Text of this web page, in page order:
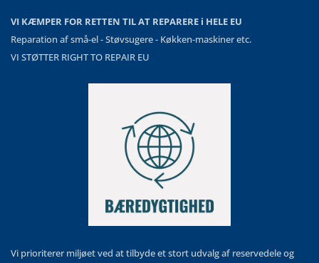
VI KÆMPER FOR RETTEN TIL AT REPARERE i HELE EU
Reparation af små-el - Støvsugere - Køkken-maskiner etc.
VI STØTTER RIGHT TO REPAIR EU
Vi prioriterer miljøet ved at tilbyde et stort udvalg af reservedele og